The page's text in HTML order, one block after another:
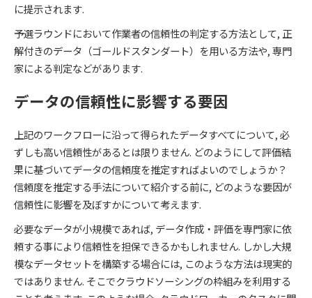
に提示されます.
予選ラウンドにおいて作業者の信頼性の判定する方法として, 正
解付きのデータ（ゴールドスタンダート）を用いる方法や, 専門
家による判定などがあります.
データの信頼性に影響する要因
上記のワークフローに沿って得られたデータすべてについて, 必
ずしも高い信頼性があるとは限りません. どのようにして評価結
果に基づいてデータの信頼度を推定すればよいのでしょうか？
信頼度を推定する手法について紹介する前に, どのような要因が
信頼性に影響を及ぼすかについて考えます.
必要なデータが小規模であれば, データ作成・評価を専門家に依
頼する事により信頼性を担保できるかもしれません. しかし大規
模なデータセットを構築する場合には, このような方法は現実的
ではありません. そこでクラウドソーシングの枠組みを利用する